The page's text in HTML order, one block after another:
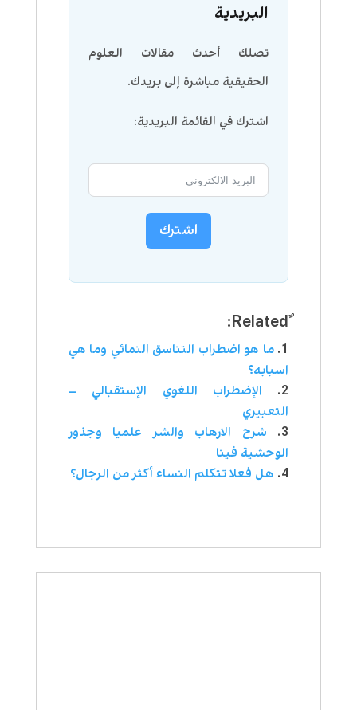
البريدية
تصلك أحدث مقالات العلوم
الحقيقية مباشرة إلى بريدك.
اشترك في القائمة البريدية:
اشترك
ٌRelated:
ما هو اضطراب التناسق النمائي وما هي
اسبابه؟
الإضطراب اللغوي الإستقبالي –
التعبيري
شرح الارهاب والشر علميا وجذور
الوحشية فينا
هل فعلا تتكلم النساء أكثر من الرجال؟